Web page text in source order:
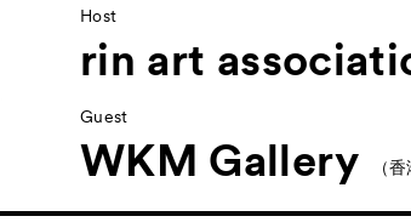
Host
rin art
Guest
WKM Gallery （香